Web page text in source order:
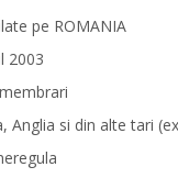
pe ROMANIA
2003
Anglia si din alte tari